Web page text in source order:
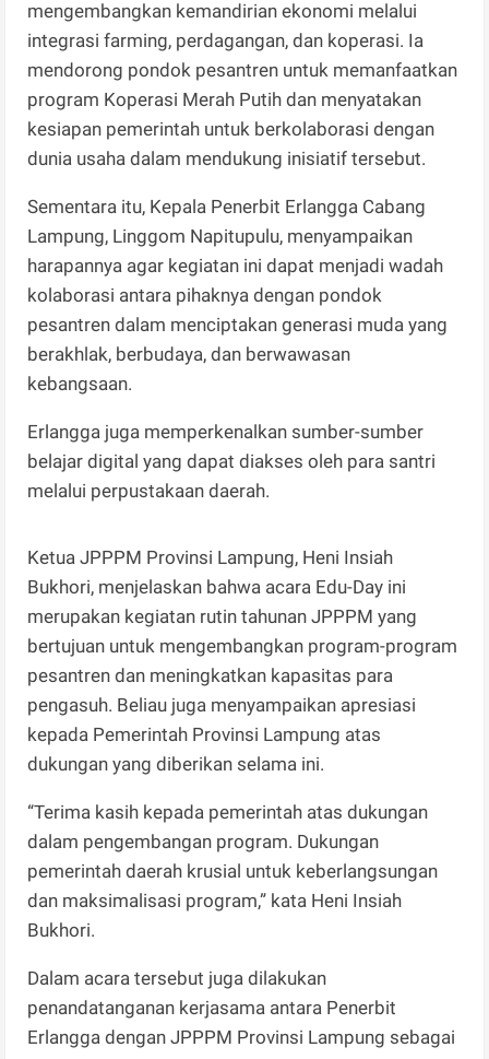
mengembangkan kemandirian ekonomi melalui
integrasi farming, perdagangan, dan koperasi. Ia
mendorong pondok pesantren untuk memanfaatkan
program Koperasi Merah Putih dan menyatakan
kesiapan pemerintah untuk berkolaborasi dengan
dunia usaha dalam mendukung inisiatif tersebut.
Sementara itu, Kepala Penerbit Erlangga Cabang
Lampung, Linggom Napitupulu, menyampaikan
harapannya agar kegiatan ini dapat menjadi wadah
kolaborasi antara pihaknya dengan pondok
pesantren dalam menciptakan generasi muda yang
berakhlak, berbudaya, dan berwawasan
kebangsaan.
Erlangga juga memperkenalkan sumber-sumber
belajar digital yang dapat diakses oleh para santri
melalui perpustakaan daerah.
Ketua JPPPM Provinsi Lampung, Heni Insiah
Bukhori, menjelaskan bahwa acara Edu-Day ini
merupakan kegiatan rutin tahunan JPPPM yang
bertujuan untuk mengembangkan program-program
pesantren dan meningkatkan kapasitas para
pengasuh. Beliau juga menyampaikan apresiasi
kepada Pemerintah Provinsi Lampung atas
dukungan yang diberikan selama ini.
“Terima kasih kepada pemerintah atas dukungan
dalam pengembangan program. Dukungan
pemerintah daerah krusial untuk keberlangsungan
dan maksimalisasi program,” kata Heni Insiah
Bukhori.
Dalam acara tersebut juga dilakukan
penandatanganan kerjasama antara Penerbit
Erlangga dengan JPPPM Provinsi Lampung sebagai